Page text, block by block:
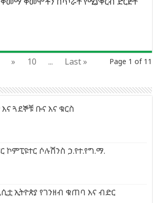
Page 1 of 11
» 10 ... Last »
እና ጓደኞቹ ቡና እና ቁርስ
ኮምፒዩተር ሶሉሽንስ ኃ.የተ.የግ.ማ.
ኢትዮጵያ የገንዘብ ቁጠባ እና ብድር